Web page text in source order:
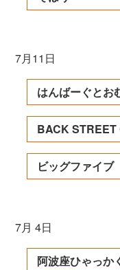
7月11日
はんばーぐとお
BACK STREET
ビッグファイブ
7月 4日
阿波座ひゃっか